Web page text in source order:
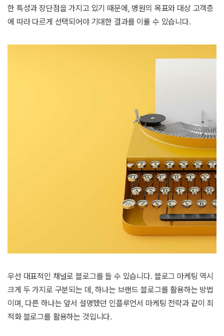
한 특성과 장단점을 가지고 있기 때문에, 병원의 목표와 대상 고객층
에 따라 다르게 선택되어야 기대한 결과를 이룰 수 있습니다.
우선 대표적인 채널로 블로그를 들 수 있습니다. 블로그 마케팅 역시
크게 두 가지로 구분되는 데, 하나는 브랜드 블로그를 활용하는 방법
이며, 다른 하나는 앞서 설명했던 인플루언서 마케팅 전략과 같이 최
적화 블로그를 활용하는 것입니다.